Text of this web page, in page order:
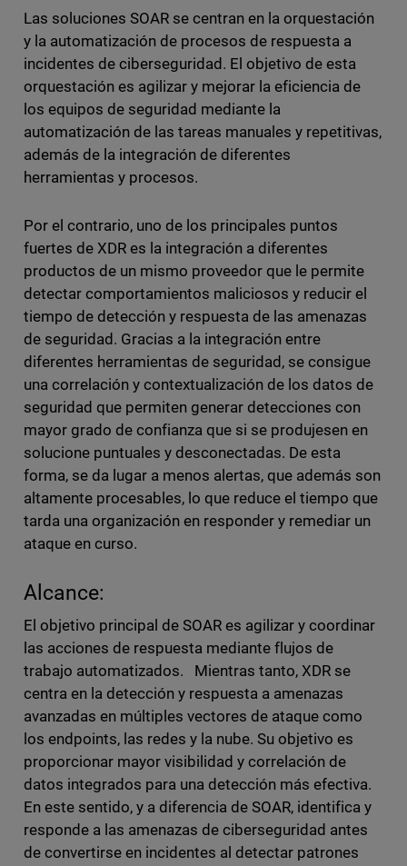
Las soluciones SOAR se centran en la orquestación
y la automatización de procesos de respuesta a
incidentes de ciberseguridad. El objetivo de esta
orquestación es agilizar y mejorar la eficiencia de
los equipos de seguridad mediante la
automatización de las tareas manuales y repetitivas,
además de la integración de diferentes
herramientas y procesos.
Por el contrario, uno de los principales puntos
fuertes de XDR es la integración a diferentes
productos de un mismo proveedor que le permite
detectar comportamientos maliciosos y reducir el
tiempo de detección y respuesta de las amenazas
de seguridad. Gracias a la integración entre
diferentes herramientas de seguridad, se consigue
una correlación y contextualización de los datos de
seguridad que permiten generar detecciones con
mayor grado de confianza que si se produjesen en
solucione puntuales y desconectadas. De esta
forma, se da lugar a menos alertas, que además son
altamente procesables, lo que reduce el tiempo que
tarda una organización en responder y remediar un
ataque en curso.
Alcance:
El objetivo principal de SOAR es agilizar y coordinar
las acciones de respuesta mediante flujos de
trabajo automatizados. Mientras tanto, XDR se
centra en la detección y respuesta a amenazas
avanzadas en múltiples vectores de ataque como
los endpoints, las redes y la nube. Su objetivo es
proporcionar mayor visibilidad y correlación de
datos integrados para una detección más efectiva.
En este sentido, y a diferencia de SOAR, identifica y
responde a las amenazas de ciberseguridad antes
de convertirse en incidentes al detectar patrones